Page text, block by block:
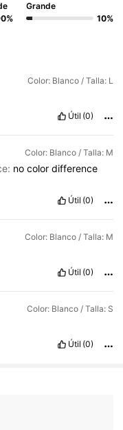
Grande
10%
Color: Blanco / Talla: L
Útil (0)
Color: Blanco / Talla: M
nocolordifference
Útil (0)
Color: Blanco / Talla: M
Útil (0)
Color: Blanco / Talla: S
Útil (0)